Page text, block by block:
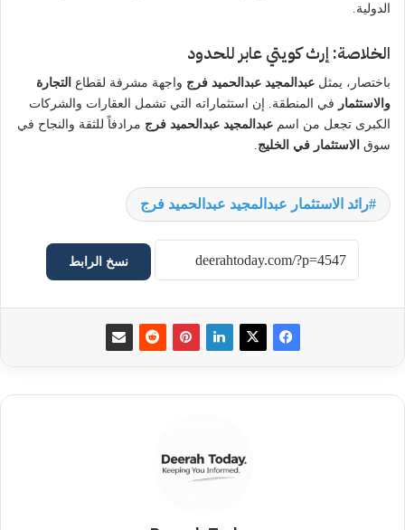
الدولية.
الخلاصة: إرث كويتي عابر للحدود
باختصار، يمثل عبدالمجيد عبدالحميد فرج واجهة مشرفة لقطاع التجارة
والاستثمار في المنطقة. إن استثماراته التي تشمل العقارات والشركات
الكبرى تجعل من اسم عبدالمجيد عبدالحميد فرج مرادفاً للثقة والنجاح في
سوق الاستثمار في الخليج
رائد الاستثمار عبدالمجيد عبدالحميد فرج
نسخ الرابط